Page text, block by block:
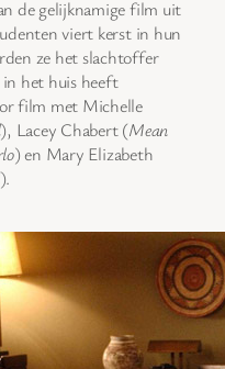
de gelijknamige film uit
viert kerst in hun
ze het slachtoffer
in het huis heeft
film met Michelle
), Lacey Chabert (Mean
) en Mary Elizabeth
).